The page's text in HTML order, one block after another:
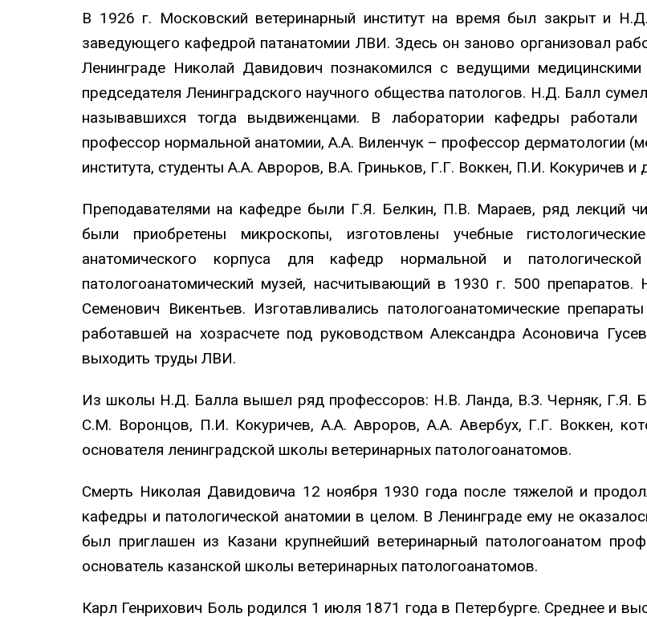
В 1926 г. Московский ветеринарный институт на время был закрыт и
заведующего кафедрой патанатомии ЛВИ. Здесь он заново организовал
Ленинграде Николай Давидович познакомился с ведущими медицинскими
председателя Ленинградского научного общества патологов. Н.Д. Балл
называвшихся тогда выдвиженцами. В лаборатории кафедры
профессор нормальной анатомии, А.А. Виленчук – профессор дерматологии
института, студенты А.А. Авроров, В.А. Гриньков, Г.Г. Воккен, П.И. Кокуричев и
Преподавателями на кафедре были Г.Я. Белкин, П.В. Мараев, ряд лекций
были приобретены микроскопы, изготовлены учебные
анатомического корпуса для кафедр нормальной и
патологоанатомический музей, насчитывающий в 1930 г. 500
Семенович Викентьев. Изготавливались патологоанатомические
работавшей на хозрасчете под руководством Александра Асоновича
выходить труды ЛВИ.
Из школы Н.Д. Балла вышел ряд профессоров: Н.В. Ланда, В.З. Черняк, Г.Я.
С.М. Воронцов, П.И. Кокуричев, А.А. Авроров, А.А. Авербух, Г.Г. Воккен,
основателя ленинградской школы ветеринарных патологоанатомов.
Смерть Николая Давидовича 12 ноября 1930 года после тяжелой и
кафедры и патологической анатомии в целом. В Ленинграде ему не
был приглашен из Казани крупнейший ветеринарный патологоанатом
основатель казанской школы ветеринарных патологоанатомов.
Карл Генрихович Боль родился 1 июля 1871 года в Петербурге. Среднее и